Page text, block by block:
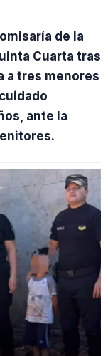
de la
Cuarta tras
a tres menores
ante la